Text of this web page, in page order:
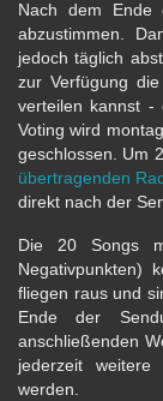
Nach dem
abzustimmen.
jedoch täglich
zur Verfügung
verteilen kannst -
Voting wird
geschlossen. Um
übertragenden
direkt nach der
Die 20 Songs
Negativpunkten)
fliegen raus und
Ende der
anschließenden
jederzeit
werden.